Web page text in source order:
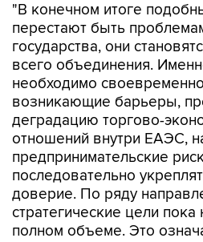
"В конечном итоге
перестают быть
государства, они
всего объединения.
необходимо
возникающие барьеры,
деградацию торгово-
отношений внутри ЕАЭС,
предпринимательские
последовательно
доверие. По ряду
стратегические цели пока
полном объеме. Это